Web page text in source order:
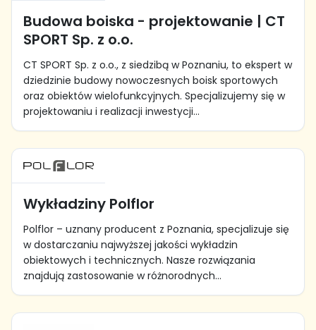
Budowa boiska - projektowanie | CT
SPORT Sp. z o.o.
CT SPORT Sp. z o.o., z siedzibą w Poznaniu, to ekspert w
dziedzinie budowy nowoczesnych boisk sportowych
oraz obiektów wielofunkcyjnych. Specjalizujemy się w
projektowaniu i realizacji inwestycji...
Wykładziny Polflor
Polflor – uznany producent z Poznania, specjalizuje się
w dostarczaniu najwyższej jakości wykładzin
obiektowych i technicznych. Nasze rozwiązania
znajdują zastosowanie w różnorodnych...